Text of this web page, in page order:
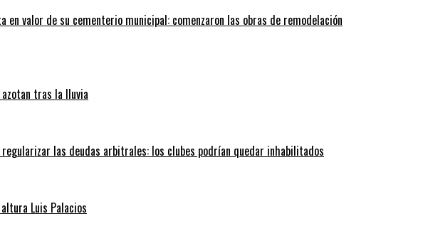
en valor de su cementerio municipal: comenzaron las obras de remodelación
tras la lluvia
regularizar las deudas arbitrales: los clubes podrían quedar inhabilitados
Luis Palacios